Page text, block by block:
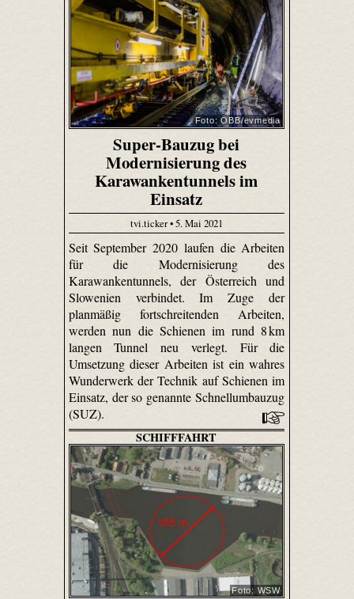
Foto: ÖBB/evmedia
Super-Bauzug bei
Modernisierung des
Karawankentunnels im
Einsatz
tvi.ticker • 5. Mai 2021
Seit September 2020 laufen die Arbeiten
für die Modernisierung des
Karawankentunnels, der Österreich und
Slowenien verbindet. Im Zuge der
planmäßig fortschreitenden Arbeiten,
werden nun die Schienen im rund 8 km
langen Tunnel neu verlegt. Für die
Umsetzung dieser Arbeiten ist ein wahres
Wunderwerk der Technik auf Schienen im
Einsatz, der so genannte Schnellumbauzug
(SUZ).
SCHIFFFAHRT
Foto: WSW